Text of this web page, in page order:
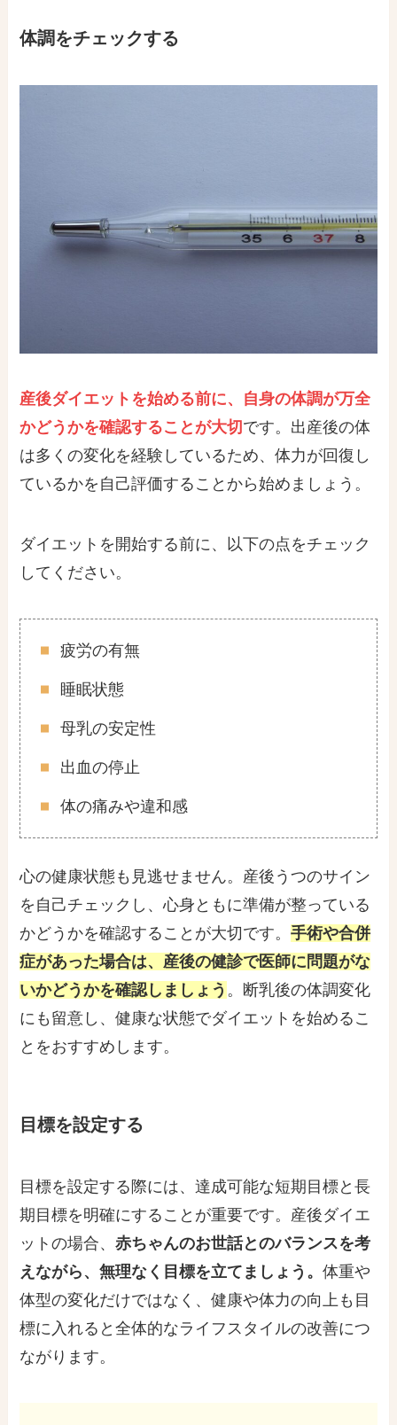
体調をチェックする
産後ダイエットを始める前に、自身の体調が万全
かどうかを確認することが大切 です。出産後の体
は多くの変化を経験しているため、体力が回復し
ているかを自己評価することから始めましょう。
ダイエットを開始する前に、以下の点をチェック
してください。
疲労の有無
睡眠状態
母乳の安定性
出血の停止
体の痛みや違和感
心の健康状態も見逃せません。産後うつのサイン
を自己チェックし、心身ともに準備が整っている
かどうかを確認することが大切です。手術や合併
症があった場合は、産後の健診で医師に問題がな
いかどうかを確認しましょう 。断乳後の体調変化
にも留意し、健康な状態でダイエットを始めるこ
とをおすすめします。
目標を設定する
目標を設定する際には、達成可能な短期目標と長
期目標を明確にすることが重要です。産後ダイエ
ットの場合、赤ちゃんのお世話とのバランスを考
えながら、無理なく目標を立てましょう。体重や
体型の変化だけではなく、健康や体力の向上も目
標に入れると全体的なライフスタイルの改善につ
ながります。